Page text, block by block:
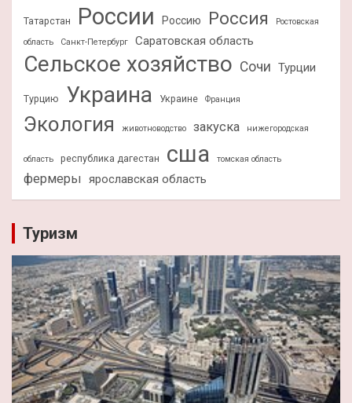
Татарстан России Россию Россия
Ростовская
область
Санкт-Петербург Саратовская область
Сельское хозяйство Сочи Турции
Турцию Украина Украине Франция
Экология животноводство закуска нижегородская
область республика дагестан сша томская область
фермеры ярославская область
Туризм